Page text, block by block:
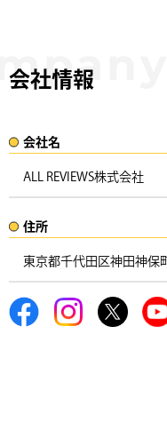
会社情報
会社名​
ALL REVIEWS株式会社
住所​​
東京都千代田区神田神保